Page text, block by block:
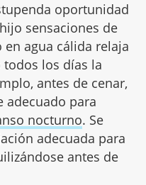
oportunidad
sensaciones de
agua cálida relaja
todos los días la
antes de cenar,
adecuado para
nocturno. Se
adecuada para
antes de